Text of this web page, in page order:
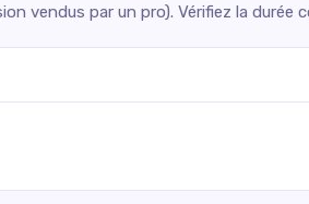
vendus par un pro). Vérifiez la